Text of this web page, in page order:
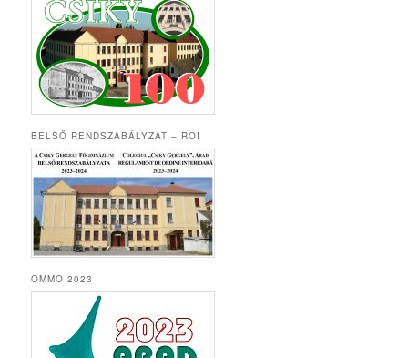
BELSŐ RENDSZABÁLYZAT – ROI
OMMO 2023